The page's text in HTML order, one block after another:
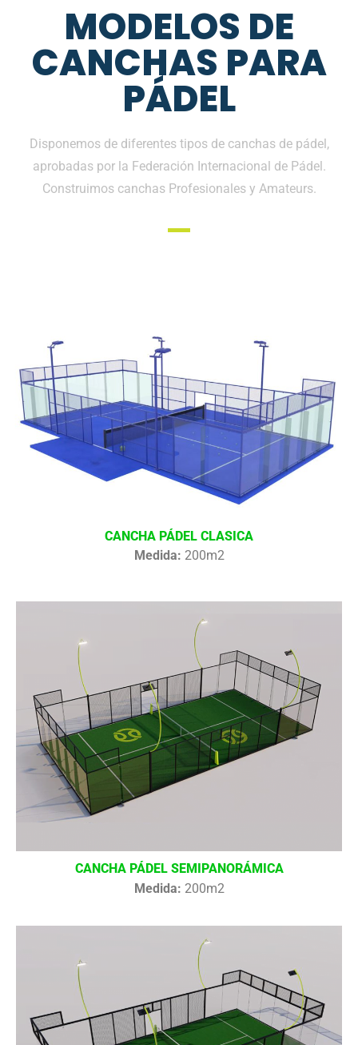
MODELOS DE
CANCHAS PARA
PÁDEL
Disponemos de diferentes tipos de canchas de pádel,
aprobadas por la Federación Internacional de Pádel.
Construimos canchas Profesionales y Amateurs.
CANCHA PÁDEL CLASICA
Medida: 200m2
CANCHA PÁDEL SEMIPANORÁMICA
Medida: 200m2